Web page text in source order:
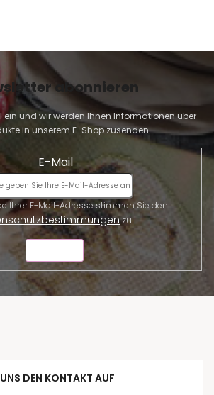
abonnieren
ein und wir werden Ihnen Informationen über
in unserem E-Shop zusenden.
E-Mail
zu.
DEN KONTAKT AUF